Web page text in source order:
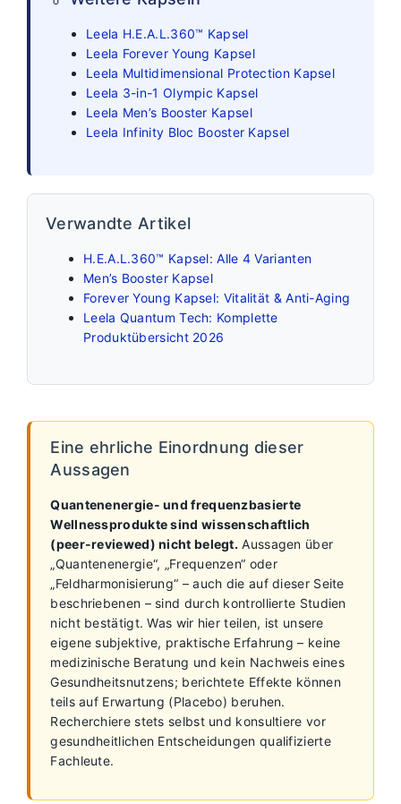
Leela H.E.A.L.360™ Kapsel
Leela Forever Young Kapsel
Leela Multidimensional Protection Kapsel
Leela 3-in-1 Olympic Kapsel
Leela Men’s Booster Kapsel
Leela Infinity Bloc Booster Kapsel
Verwandte Artikel
H.E.A.L.360™ Kapsel: Alle 4 Varianten
Men’s Booster Kapsel
Forever Young Kapsel: Vitalität & Anti-Aging
Leela Quantum Tech: Komplette
Produktübersicht 2026
Eine ehrliche Einordnung dieser
Aussagen
Quantenenergie- und frequenzbasierte
Wellnessprodukte sind wissenschaftlich
(peer-reviewed) nicht belegt. Aussagen über
„Quantenenergie“, „Frequenzen“ oder
„Feldharmonisierung“ – auch die auf dieser Seite
beschriebenen – sind durch kontrollierte Studien
nicht bestätigt. Was wir hier teilen, ist unsere
eigene subjektive, praktische Erfahrung – keine
medizinische Beratung und kein Nachweis eines
Gesundheitsnutzens; berichtete Effekte können
teils auf Erwartung (Placebo) beruhen.
Recherchiere stets selbst und konsultiere vor
gesundheitlichen Entscheidungen qualifizierte
Fachleute.